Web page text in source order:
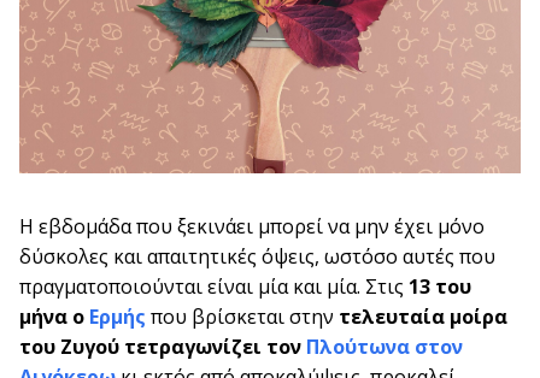
Η εβδομάδα που ξεκινάει μπορεί να μην έχει μόνο
δύσκολες και απαιτητικές όψεις, ωστόσο αυτές που
πραγματοποιούνται είναι μία και μία. Στις 13 του
μήνα ο Ερμής που βρίσκεται στην τελευταία μοίρα
του Ζυγού τετραγωνίζει τον Πλούτωνα στον